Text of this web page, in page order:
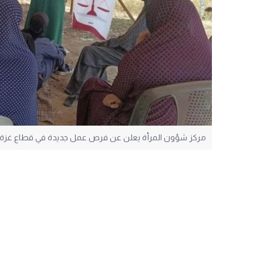
مركز شؤون المرأة يعلن عن فرص عمل جديدة في قطاع غزة